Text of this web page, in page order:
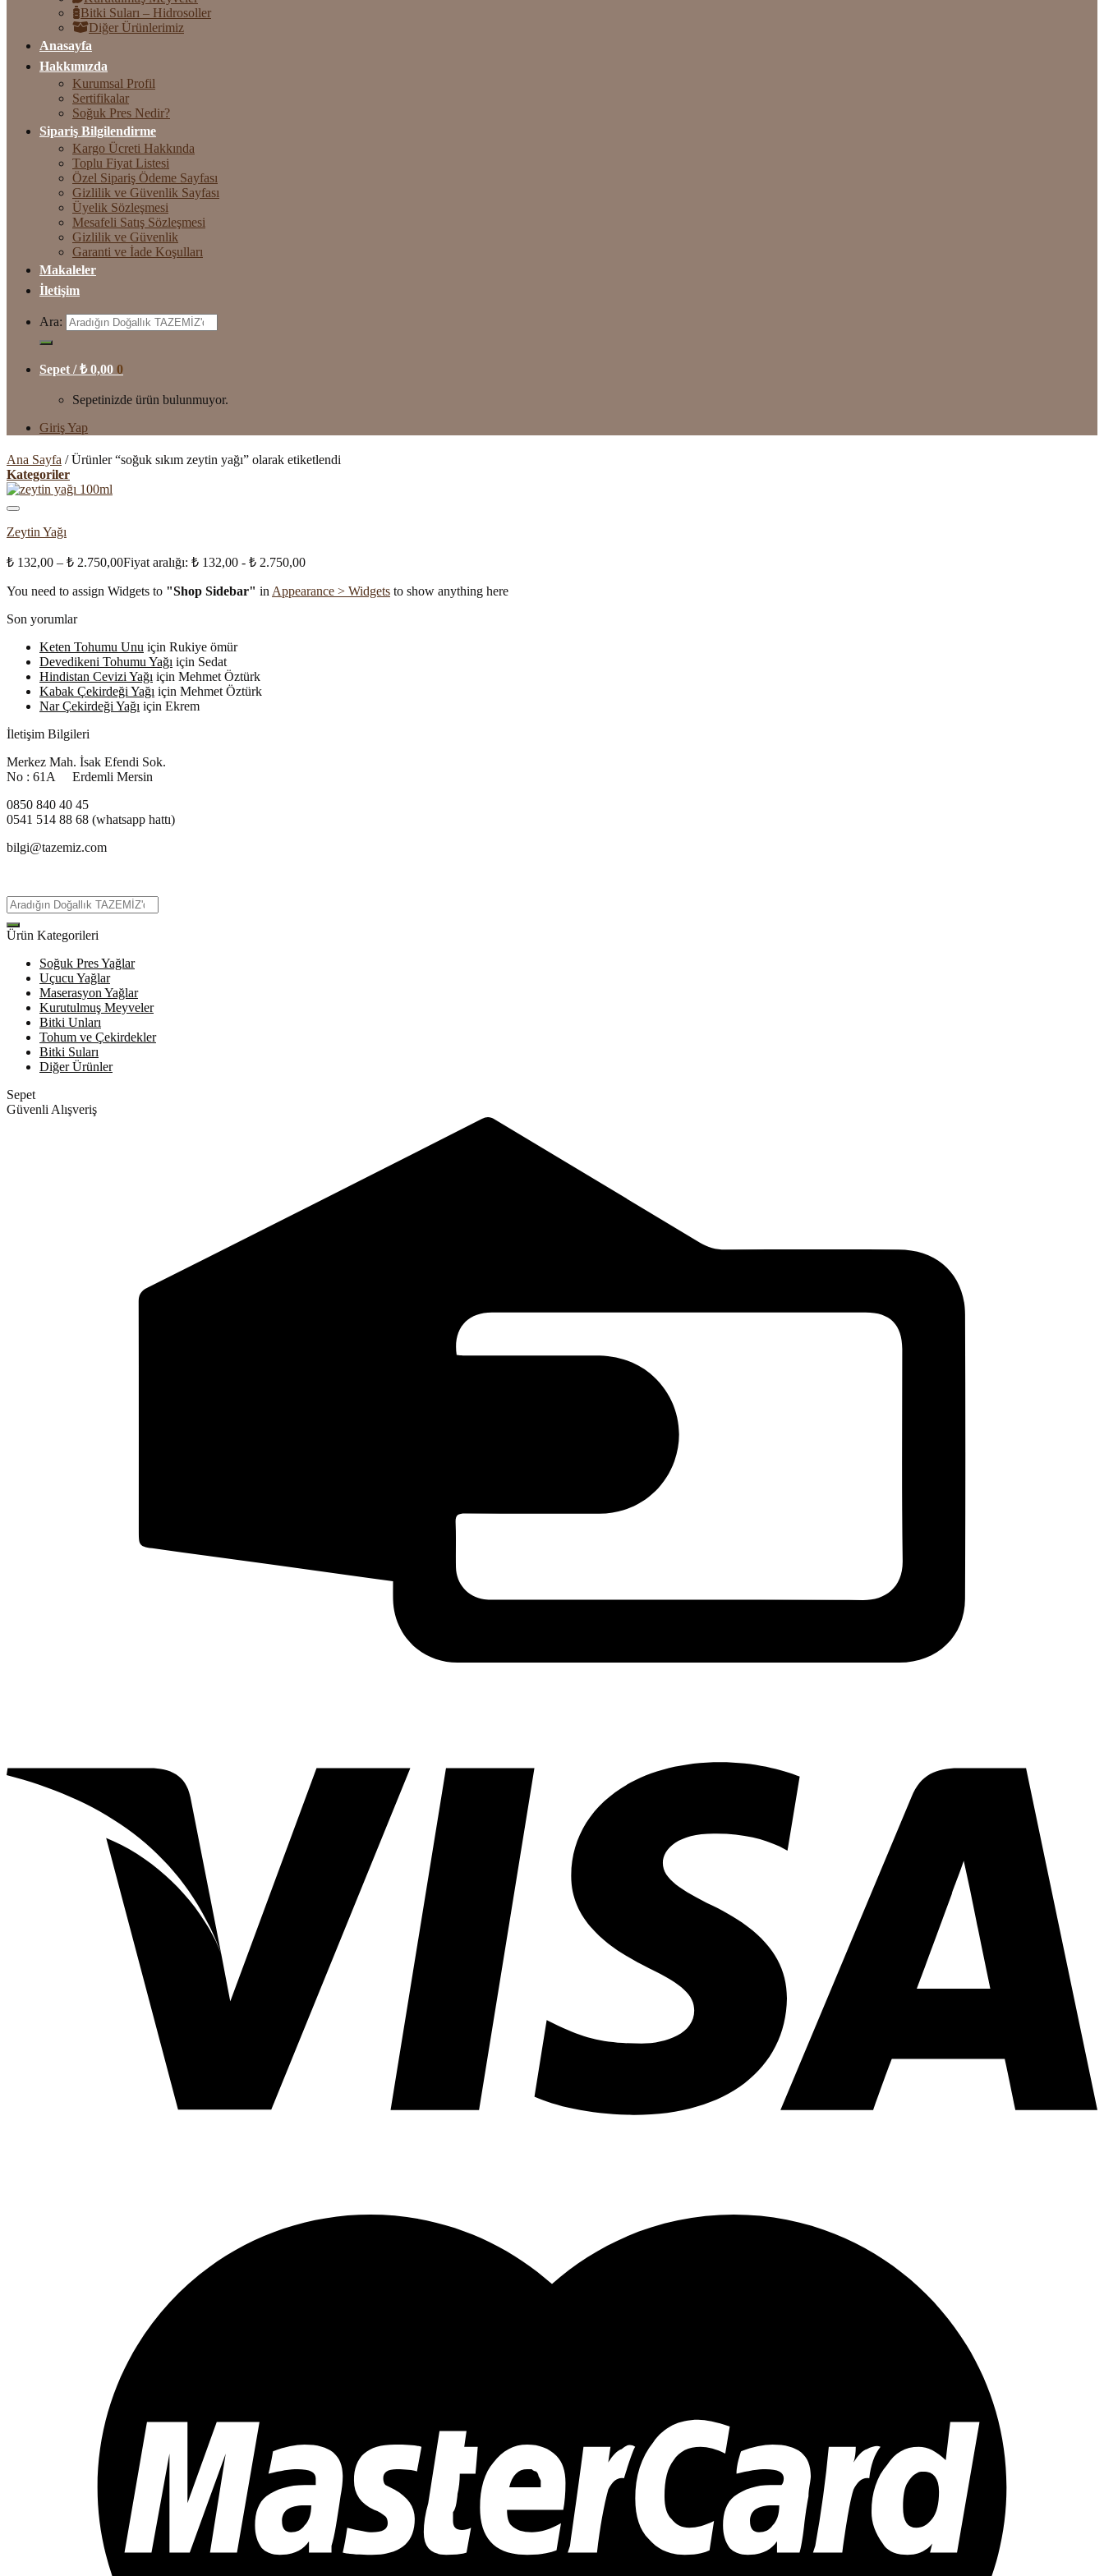
Bitki Suları – Hidrosoller
Diğer Ürünlerimiz
Anasayfa
Hakkımızda
Kurumsal Profil
Sertifikalar
Soğuk Pres Nedir?
Sipariş Bilgilendirme
Kargo Ücreti Hakkında
Toplu Fiyat Listesi
Özel Sipariş Ödeme Sayfası
Gizlilik ve Güvenlik Sayfası
Üyelik Sözleşmesi
Mesafeli Satış Sözleşmesi
Gizlilik ve Güvenlik
Garanti ve İade Koşulları
Makaleler
İletişim
Ara:
Sepet /₺0,00 0
Sepetinizde ürün bulunmuyor.
Giriş Yap
Ana Sayfa /Ürünler “soğuk sıkım zeytin yağı” olarak etiketlendi
Kategoriler
Zeytin Yağı
₺ 132,00 – ₺ 2.750,00Fiyat aralığı: ₺ 132,00 - ₺ 2.750,00
You need to assign Widgets to "Shop Sidebar" inAppearance > Widgets to show anything here
Son yorumlar
Keten Tohumu Unu için Rukiye ömür
Devedikeni Tohumu Yağı için Sedat
Hindistan Cevizi Yağı için Mehmet Öztürk
Kabak Çekirdeği Yağı için Mehmet Öztürk
Nar Çekirdeği Yağı için Ekrem
İletişim Bilgileri
Merkez Mah. İsak Efendi Sok.
No : 61A Erdemli Mersin
0850 840 40 45
0541 514 88 68 (whatsapp hattı)
bilgi@tazemiz.com
Ürün Kategorileri
Soğuk Pres Yağlar
Uçucu Yağlar
Maserasyon Yağlar
Kurutulmuş Meyveler
Bitki Unları
Tohum ve Çekirdekler
Bitki Suları
Diğer Ürünler
Sepet
Güvenli Alışveriş